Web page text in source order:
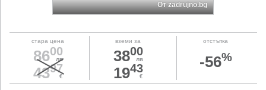
От zadrujno.bg
стара цена
8600
лв
4397
€
вземи за
3800
лв
1943
€
отстъпка
-56%